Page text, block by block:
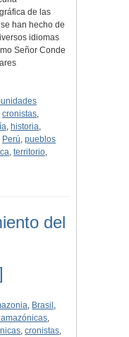
de las
han hecho de
idiomas
Señor Conde
cronistas,
, historia,
Perú, pueblos
, territorio,
del
, Brasil ,
,
,cronistas,